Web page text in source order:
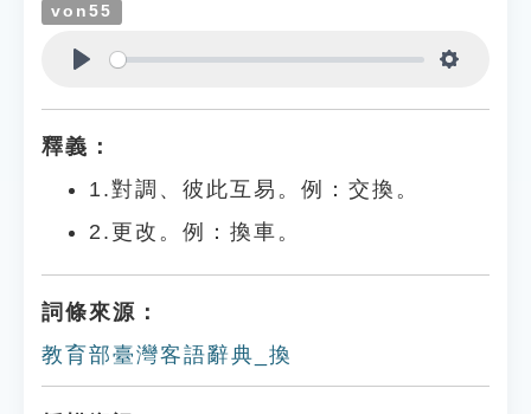
von55
釋義：
1.對調、彼此互易。例：交換。
2.更改。例：換車。
詞條來源：
教育部臺灣客語辭典_換